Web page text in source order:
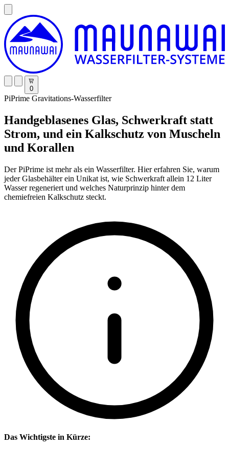
0
PiPrime Gravitations-Wasserfilter
Handgeblasenes Glas, Schwerkraft statt
Strom, und ein Kalkschutz von Muscheln
und Korallen
Der PiPrime ist mehr als ein Wasserfilter. Hier erfahren Sie, warum
jeder Glasbehälter ein Unikat ist, wie Schwerkraft allein 12 Liter
Wasser regeneriert und welches Naturprinzip hinter dem
chemiefreien Kalkschutz steckt.
Das Wichtigste in Kürze: